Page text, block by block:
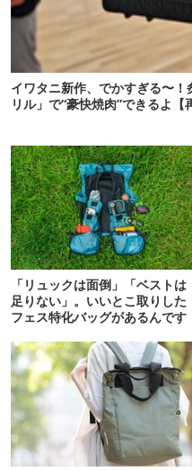
イワタニ新作、でかすぎる〜
リル」で“豪快焼肉”できるよ【
「リュックは面倒」「ベストは
足りない」。いいとこ取りした
フェス特化バッグがあるんです